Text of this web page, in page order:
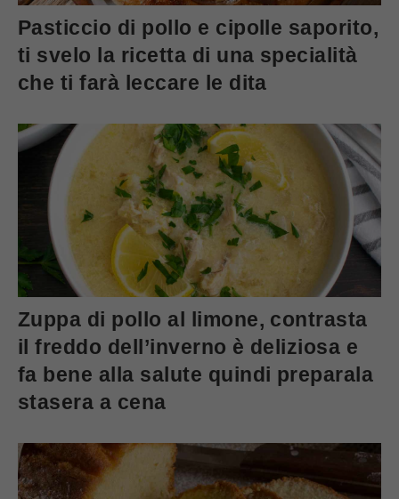
Pasticcio di pollo e cipolle saporito,
ti svelo la ricetta di una specialità
che ti farà leccare le dita
Zuppa di pollo al limone, contrasta
il freddo dell’inverno è deliziosa e
fa bene alla salute quindi preparala
stasera a cena